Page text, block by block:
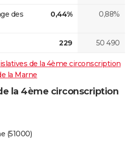
des
0,44% 0,88%
229 50 490
de la 4ème circonscription
la Marne
la 4ème circonscription
(51000)